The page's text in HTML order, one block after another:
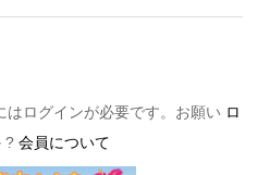
はログインが必要です。お願い ロ
? 会員について